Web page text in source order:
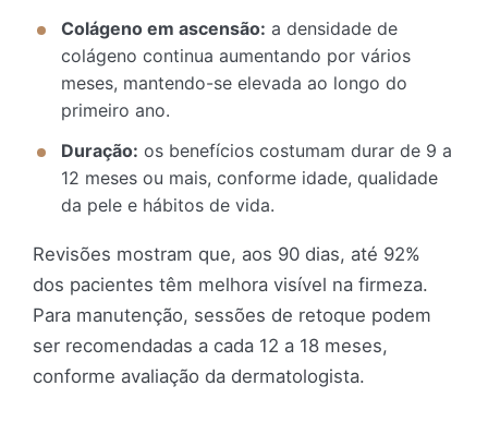
Colágeno em ascensão: a densidade de
colágeno continua aumentando por vários
meses, mantendo-se elevada ao longo do
primeiro ano.
Duração: os benefícios costumam durar de 9 a
12 meses ou mais, conforme idade, qualidade
da pele e hábitos de vida.
Revisões mostram que, aos 90 dias, até 92%
dos pacientes têm melhora visível na firmeza.
Para manutenção, sessões de retoque podem
ser recomendadas a cada 12 a 18 meses,
conforme avaliação da dermatologista.